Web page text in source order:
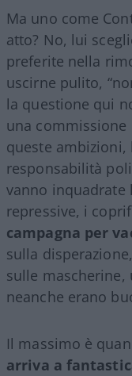
Ma uno come
atto? No, lui
preferite nella
uscirne pulito,
la questione qui
una
queste
responsabilità
vanno inquadrate
repressive, i
campagna per
sulla
sulle mascherine,
neanche erano
Il massimo è
arriva a